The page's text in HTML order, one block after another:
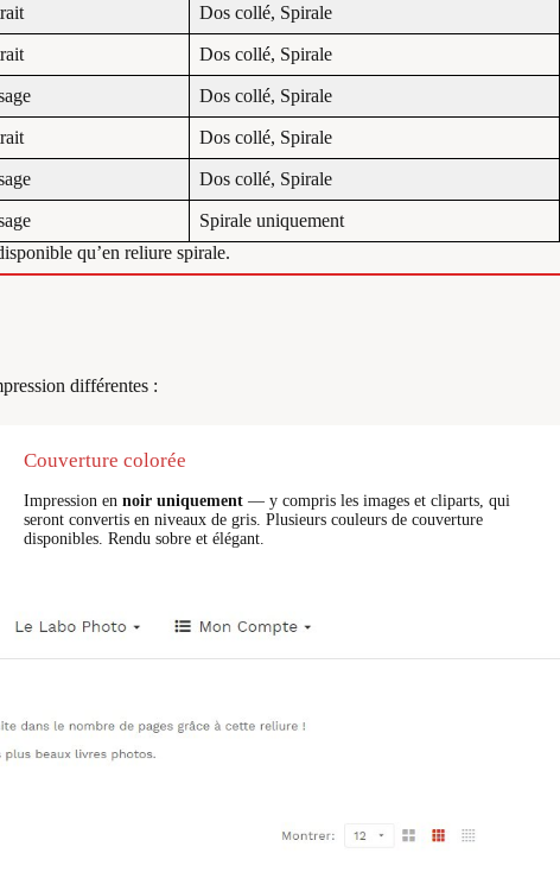
Dos collé, Spirale
Dos collé, Spirale
Dos collé, Spirale
Dos collé, Spirale
Dos collé, Spirale
Spirale uniquement
qu’en reliure spirale.
différentes :
Couverture colorée
Impression en noir uniquement — y compris les images et cliparts, qui
seront convertis en niveaux de gris. Plusieurs couleurs de couverture
disponibles. Rendu sobre et élégant.